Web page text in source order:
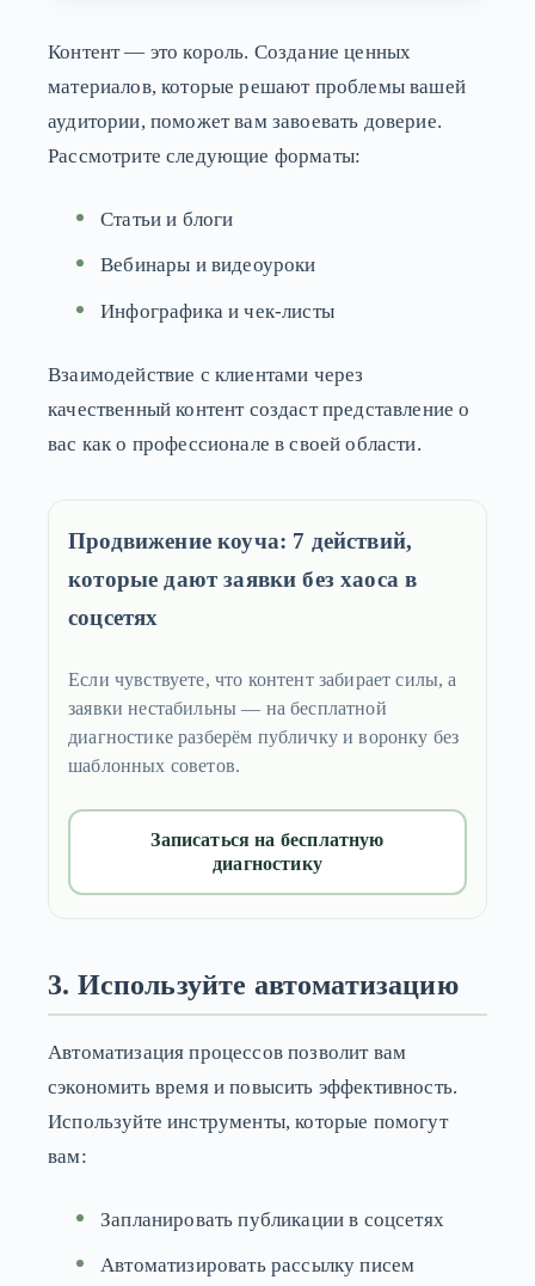
Контент — это король. Создание ценных
материалов, которые решают проблемы вашей
аудитории, поможет вам завоевать доверие.
Рассмотрите следующие форматы:
Статьи и блоги
Вебинары и видеоуроки
Инфографика и чек-листы
Взаимодействие с клиентами через
качественный контент создаст представление о
вас как о профессионале в своей области.
Продвижение коуча: 7 действий,
которые дают заявки без хаоса в
соцсетях
Если чувствуете, что контент забирает силы, а
заявки нестабильны — на бесплатной
диагностике разберём публичку и воронку без
шаблонных советов.
Записаться на бесплатную
диагностику
3. Используйте автоматизацию
Автоматизация процессов позволит вам
сэкономить время и повысить эффективность.
Используйте инструменты, которые помогут
вам:
Запланировать публикации в соцсетях
Автоматизировать рассылку писем